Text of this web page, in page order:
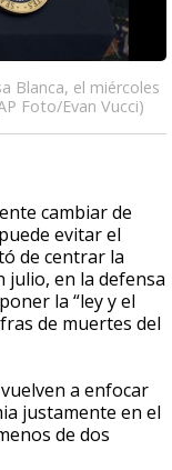
Blanca, el miércoles
Foto/Evan Vucci)
cambiar de
evitar el
de centrar la
julio, en la defensa
la “ley y el
de muertes del
a enfocar
justamente en el
de dos